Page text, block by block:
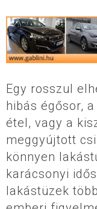
Egy rosszul
hibás égősor,
étel, vagy a
meggyújtott
könnyen
karácsonyi
lakástüzek